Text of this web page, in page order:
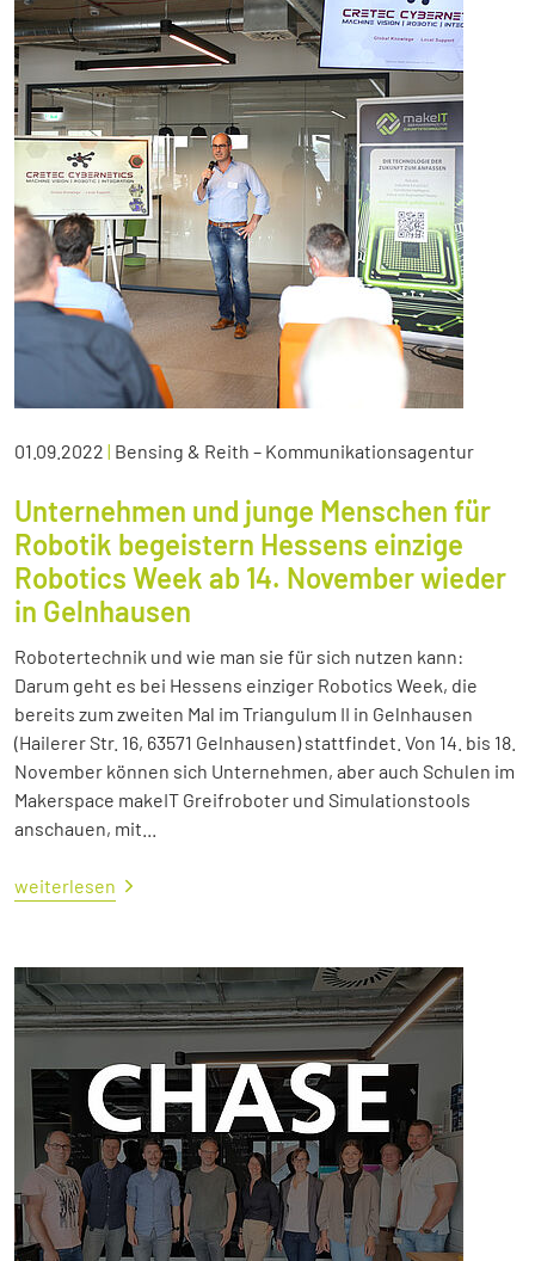
01.09.2022 | Bensing & Reith – Kommunikationsagentur
Unternehmen und junge Menschen für
Robotik begeistern Hessens einzige
Robotics Week ab 14. November wieder
in Gelnhausen
Robotertechnik und wie man sie für sich nutzen kann:
Darum geht es bei Hessens einziger Robotics Week, die
bereits zum zweiten Mal im Triangulum II in Gelnhausen
(Hailerer Str. 16, 63571 Gelnhausen) stattfindet. Von 14. bis 18.
November können sich Unternehmen, aber auch Schulen im
Makerspace makeIT Greifroboter und Simulationstools
anschauen, mit...
weiterlesen